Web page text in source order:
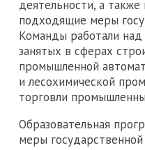
деятельности, а
подходящие меры
Команды работали
занятых в сферах
промышленной
и лесохимической
торговли
Образовательная
меры